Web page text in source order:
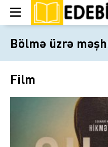
Bölmə üzrə
Film